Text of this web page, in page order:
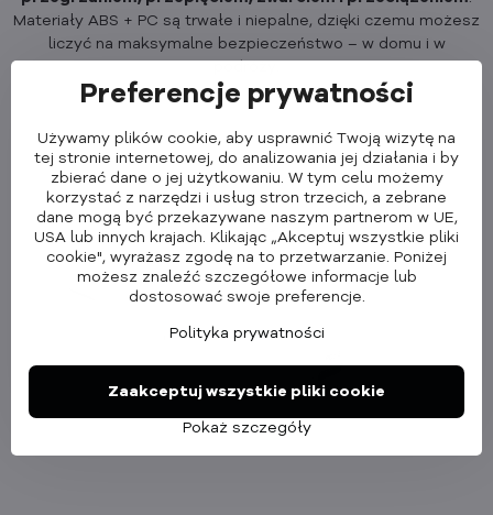
Materiały ABS + PC są trwałe i niepalne, dzięki czemu możesz
liczyć na maksymalne bezpieczeństwo – w domu i w
Preferencje prywatności
Używamy plików cookie, aby usprawnić Twoją wizytę na
tej stronie internetowej, do analizowania jej działania i by
zbierać dane o jej użytkowaniu. W tym celu możemy
korzystać z narzędzi i usług stron trzecich, a zebrane
dane mogą być przekazywane naszym partnerom w UE,
USA lub innych krajach. Klikając „Akceptuj wszystkie pliki
cookie", wyrażasz zgodę na to przetwarzanie. Poniżej
możesz znaleźć szczegółowe informacje lub
dostosować swoje preferencje.
Polityka prywatności
Pokaż szczegóły
Zaakceptuj wszystkie pliki cookie